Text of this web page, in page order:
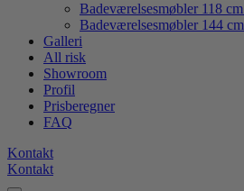
Badeværelsesmøbler 118
Badeværelsesmøbler 144
Galleri
All risk
Showroom
Profil
Prisberegner
FAQ
Kontakt
Kontakt